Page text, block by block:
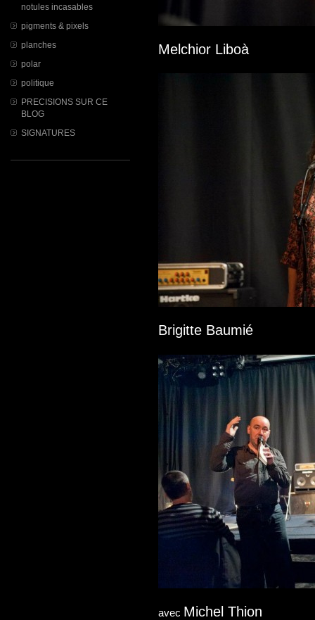
notules incasables
pigments & pixels
planches
polar
politique
PRECISIONS SUR CE
BLOG
SIGNATURES
Melchior Liboà
Brigitte Baumié
avec Michel Thion